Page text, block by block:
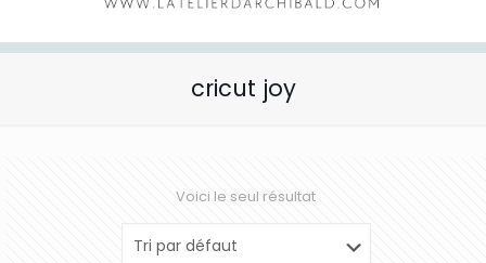
cricut joy
Voici le seul résultat